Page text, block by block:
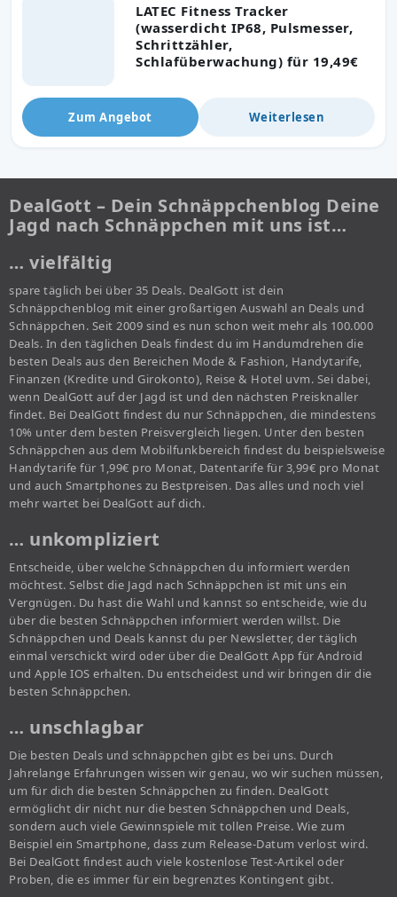
LATEC Fitness Tracker
(wasserdicht IP68, Pulsmesser,
Schrittzähler,
Schlafüberwachung) für 19,49€
Zum Angebot Weiterlesen
DealGott – Dein Schnäppchenblog Deine
Jagd nach Schnäppchen mit uns ist…
… vielfältig
spare täglich bei über 35 Deals. DealGott ist dein
Schnäppchenblog mit einer großartigen Auswahl an Deals und
Schnäppchen. Seit 2009 sind es nun schon weit mehr als 100.000
Deals. In den täglichen Deals findest du im Handumdrehen die
besten Deals aus den Bereichen Mode & Fashion, Handytarife,
Finanzen (Kredite und Girokonto), Reise & Hotel uvm. Sei dabei,
wenn DealGott auf der Jagd ist und den nächsten Preisknaller
findet. Bei DealGott findest du nur Schnäppchen, die mindestens
10% unter dem besten Preisvergleich liegen. Unter den besten
Schnäppchen aus dem Mobilfunkbereich findest du beispielsweise
Handytarife für 1,99€ pro Monat, Datentarife für 3,99€ pro Monat
und auch Smartphones zu Bestpreisen. Das alles und noch viel
mehr wartet bei DealGott auf dich.
… unkompliziert
Entscheide, über welche Schnäppchen du informiert werden
möchtest. Selbst die Jagd nach Schnäppchen ist mit uns ein
Vergnügen. Du hast die Wahl und kannst so entscheide, wie du
über die besten Schnäppchen informiert werden willst. Die
Schnäppchen und Deals kannst du per Newsletter, der täglich
einmal verschickt wird oder über die DealGott App für Android
und Apple IOS erhalten. Du entscheidest und wir bringen dir die
besten Schnäppchen.
… unschlagbar
Die besten Deals und schnäppchen gibt es bei uns. Durch
Jahrelange Erfahrungen wissen wir genau, wo wir suchen müssen,
um für dich die besten Schnäppchen zu finden. DealGott
ermöglicht dir nicht nur die besten Schnäppchen und Deals,
sondern auch viele Gewinnspiele mit tollen Preise. Wie zum
Beispiel ein Smartphone, dass zum Release-Datum verlost wird.
Bei DealGott findest auch viele kostenlose Test-Artikel oder
Proben, die es immer für ein begrenztes Kontingent gibt.